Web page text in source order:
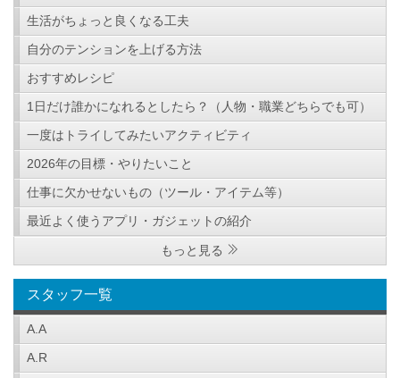
生活がちょっと良くなる工夫
自分のテンションを上げる方法
おすすめレシピ
1日だけ誰かになれるとしたら？（人物・職業どちらでも可）
一度はトライしてみたいアクティビティ
2026年の目標・やりたいこと
仕事に欠かせないもの（ツール・アイテム等）
最近よく使うアプリ・ガジェットの紹介
もっと見る
スタッフ一覧
A.A
A.R